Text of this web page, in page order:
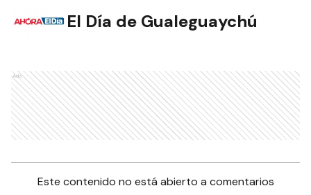
El Día de Gualeguaychú
Ads
Este contenido no está abierto a comentarios